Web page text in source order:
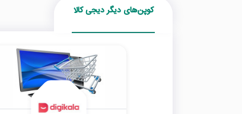
کوپن‌های دیگر دیجی کالا